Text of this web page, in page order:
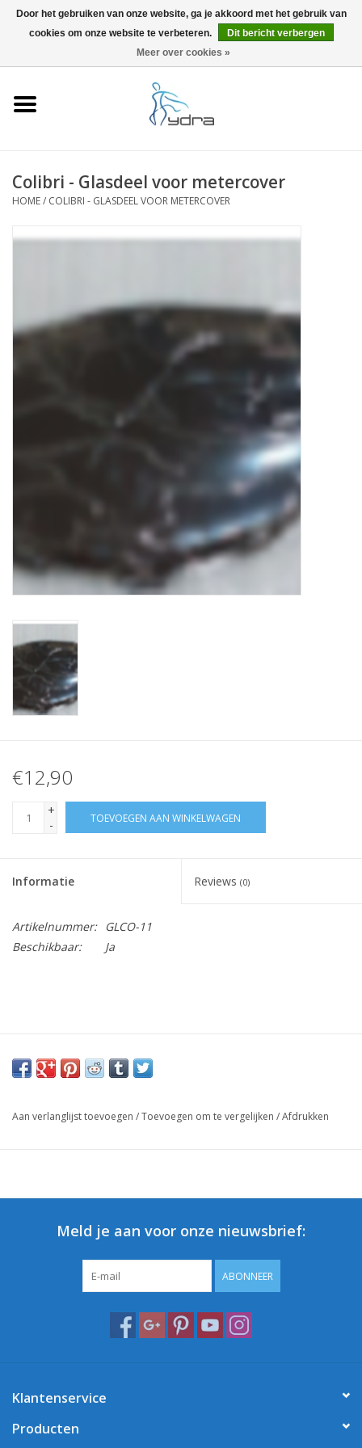
0 Artikelen - €0,00
Colibri - Glasdeel voor metercover
HOME/ COLIBRI - GLASDEEL VOOR METERCOVER
€12,90
+
-
TOEVOEGEN AAN WINKELWAGEN
Informatie Reviews (0)
Artikelnummer:
GLCO-11
Beschikbaar:
Ja
Aan verlanglijst toevoegen /Toevoegen om te vergelijken /Afdrukken
Meld je aan voor onze nieuwsbrief:
ABONNEER
Klantenservice
Producten
Door het gebruiken van onze website, ga je akkoord met het gebruik van
cookies om onze website te verbeteren.
Dit bericht verbergen
Meer over cookies »